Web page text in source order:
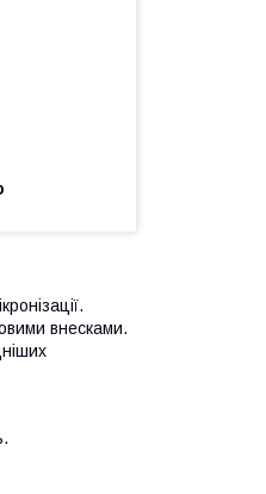
внесками.